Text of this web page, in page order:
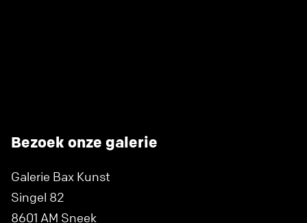
Bezoek onze galerie
Galerie Bax Kunst
Singel 82
8601 AM Sneek